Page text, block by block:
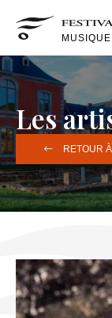
Les
RETOUR